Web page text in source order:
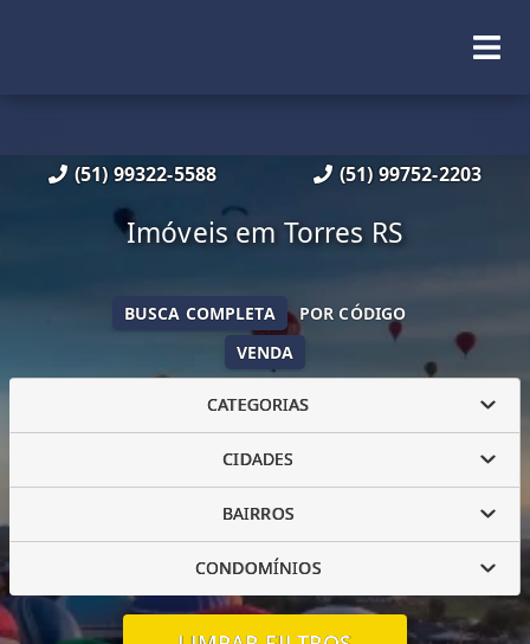
(51) 99322-5588 (51) 99752-2203
Imóveis em Torres RS
VENDA
BUSCA COMPLETA POR CÓDIGO
CATEGORIAS
CIDADES
BAIRROS
CONDOMÍNIOS